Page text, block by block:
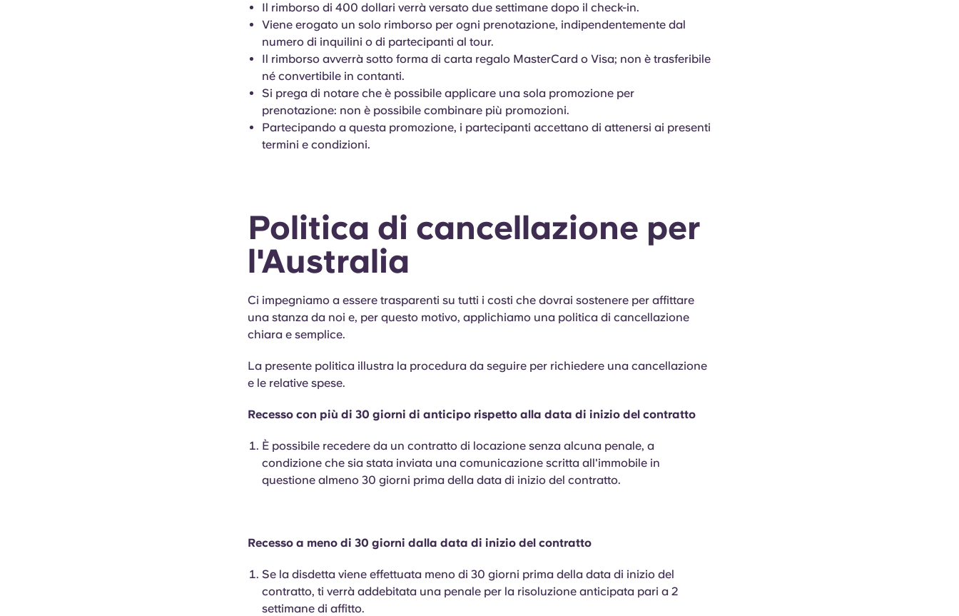
Il rimborso di 400 dollari verrà versato due settimane dopo il check-in.
Viene erogato un solo rimborso per ogni prenotazione, indipendentemente dal
numero di inquilini o di partecipanti al tour.
Il rimborso avverrà sotto forma di carta regalo MasterCard o Visa; non è trasferibile
né convertibile in contanti.
Si prega di notare che è possibile applicare una sola promozione per
prenotazione: non è possibile combinare più promozioni.
Partecipando a questa promozione, i partecipanti accettano di attenersi ai presenti
termini e condizioni.
Politica di cancellazione per
l'Australia
Ci impegniamo a essere trasparenti su tutti i costi che dovrai sostenere per affittare
una stanza da noi e, per questo motivo, applichiamo una politica di cancellazione
chiara e semplice.
La presente politica illustra la procedura da seguire per richiedere una cancellazione
e le relative spese.
Recesso con più di 30 giorni di anticipo rispetto alla data di inizio del contratto
È possibile recedere da un contratto di locazione senza alcuna penale, a
condizione che sia stata inviata una comunicazione scritta all'immobile in
questione almeno 30 giorni prima della data di inizio del contratto.
Recesso a meno di 30 giorni dalla data di inizio del contratto
Se la disdetta viene effettuata meno di 30 giorni prima della data di inizio del
contratto, ti verrà addebitata una penale per la risoluzione anticipata pari a 2
settimane di affitto.